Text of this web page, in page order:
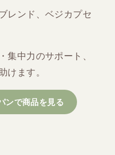
レンド、ベジカプセ
集中力のサポート、
けます。
で商品を見る